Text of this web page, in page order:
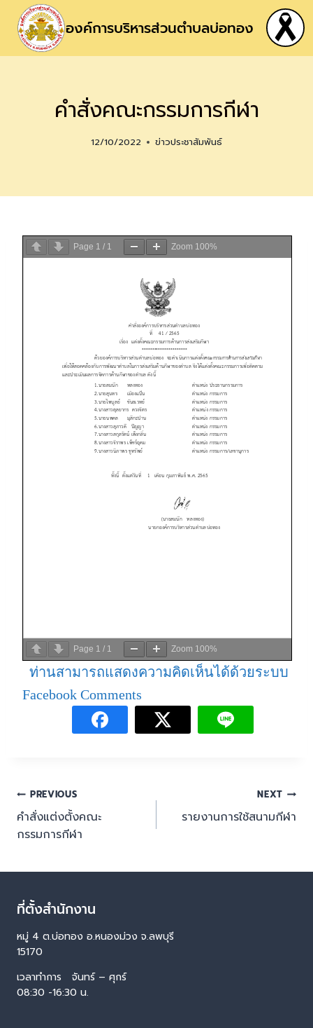
องค์การบริหารส่วนตำบลบ่อทอง
คำสั่งคณะกรรมการกีฬา
12/10/2022 ข่าวประชาสัมพันธ์
Page 1 / 1 Zoom 100%
Page 1 / 1 Zoom 100%
ท่านสามารถแสดงความคิดเห็นได้ด้วยระบบ
Facebook Comments
PREVIOUS
คำสั่งแต่งตั้งคณะ
กรรมการกีฬา
NEXT
รายงานการใช้สนามกีฬา
ที่ตั้งสำนักงาน
หมู่ 4 ต.บ่อทอง อ.หนองม่วง จ.ลพบุรี
15170
เวลาทำการ จันทร์ – ศุกร์
08:30 -16:30 น.